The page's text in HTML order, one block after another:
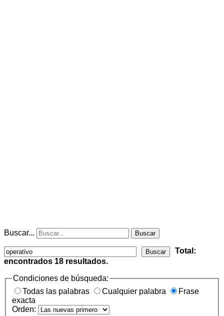
Buscar... Buscar
Buscar
Total:
encontrados 18 resultados.
Condiciones de búsqueda:
Todas las palabras
Cualquier palabra
Frase
exacta
Orden: